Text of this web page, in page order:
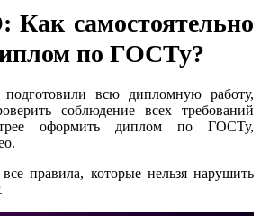
самостоятельно
по ГОСТу?
всю дипломную работу,
соблюдение всех требований
оформить диплом по ГОСТу,
правила, которые нельзя нарушить